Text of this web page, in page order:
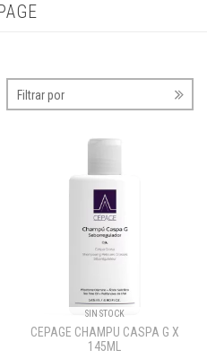
Filtrar por
SIN STOCK
CEPAGE CHAMPU CASPA G X
145ML